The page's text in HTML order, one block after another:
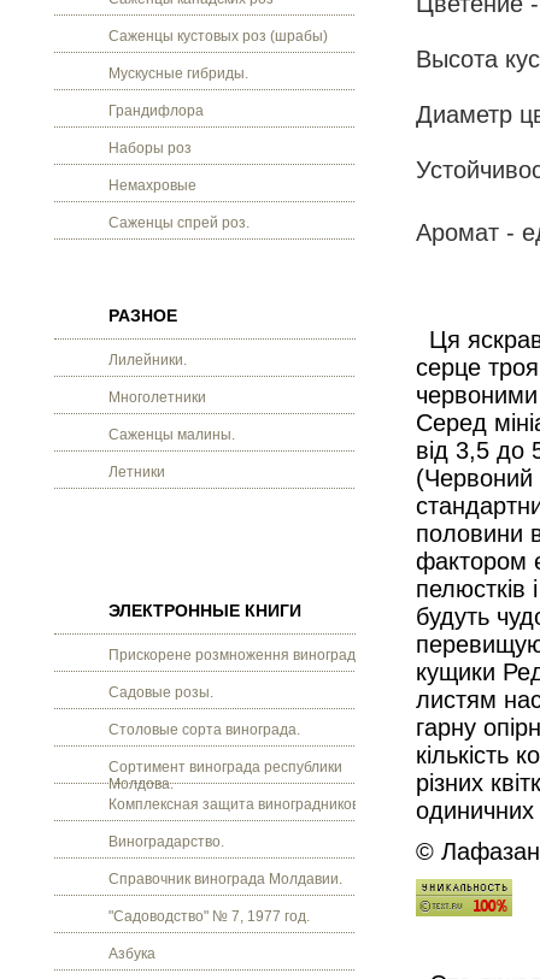
Саженцы кустовых роз (шрабы)
Мускусные гибриды.
Грандифлора
Наборы роз
Немахровые
Саженцы спрей роз.
РАЗНОЕ
Лилейники.
Многолетники
Саженцы малины.
Летники
ЭЛЕКТРОННЫЕ КНИГИ
Прискорене розмноження винограду.
Садовые розы.
Столовые сорта винограда.
Сортимент винограда республики
Молдова.
Комплексная защита виноградников.
Виноградарство.
Справочник винограда Молдавии.
"Садоводство" № 7, 1977 год.
Азбука
Высота
Диаметр
Аромат -
Ця
серце
червоними
Серед
від 3,5 до
(Червоний
половини
фактором
пелюстків
будуть
кущики
листям
гарну
кількість
різних
одиничних
©